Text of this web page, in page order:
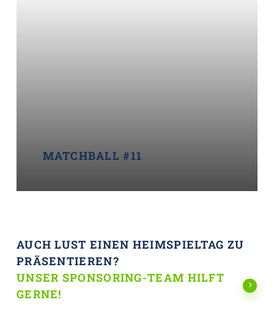
MATCHBALL #11
AUCH LUST EINEN HEIMSPIELTAG ZU
PRÄSENTIEREN?
UNSER SPONSORING-TEAM HILFT
GERNE!